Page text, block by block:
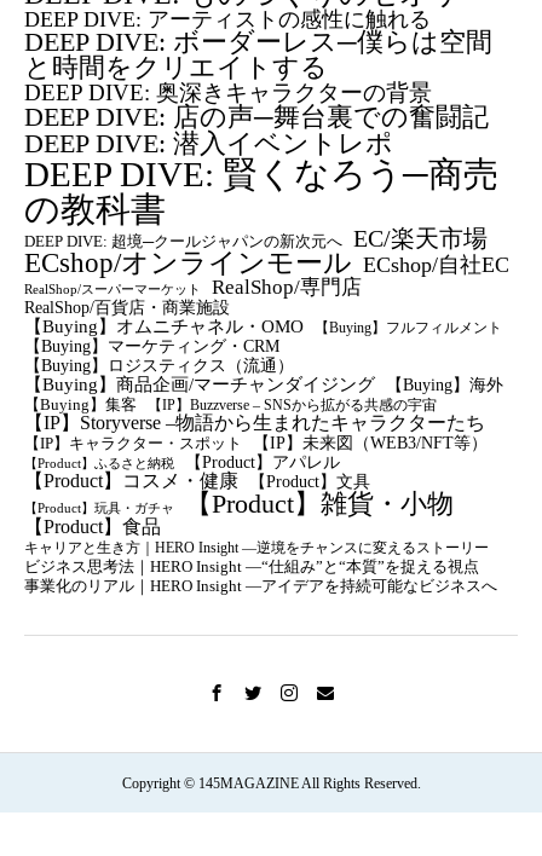
DEEP DIVE: アーティストの感性に触れる
DEEP DIVE: ボーダーレス─僕らは空間
と時間をクリエイトする
DEEP DIVE: 奥深きキャラクターの背景
DEEP DIVE: 店の声─舞台裏での奮闘記
DEEP DIVE: 潜入イベントレポ
DEEP DIVE: 賢くなろう─商売
の教科書
DEEP DIVE: 超境─クールジャパンの新次元へ EC/楽天市場
ECshop/オンラインモール ECshop/自社EC
RealShop/スーパーマーケット RealShop/専門店
RealShop/百貨店・商業施設
【Buying】オムニチャネル・OMO
【Buying】フルフィルメント
【Buying】マーケティング・CRM
【buying】ロジスティクス（流通）
【Buying】商品企画/マーチャンダイジング 【Buying】海外
【Buying】集客 【IP】Buzzverse – SNSから拡がる共感の宇宙
【IP】Storyverse –物語から生まれたキャラクターたち
【IP】キャラクター・スポット 【IP】未来図（WEB3/NFT等）
【Product】ふるさと納税 【Product】アパレル
【Product】コスメ・健康 【Product】文具
【Product】玩具・ガチャ 【Product】雑貨・小物
【Product】食品
キャリアと生き方｜HERO Insight —逆境をチャンスに変えるストーリー
ビジネス思考法｜HERO Insight —“仕組み”と“本質”を捉える視点
事業化のリアル｜HERO Insight —アイデアを持続可能なビジネスへ
Copyright © 145MAGAZINE All Rights Reserved.